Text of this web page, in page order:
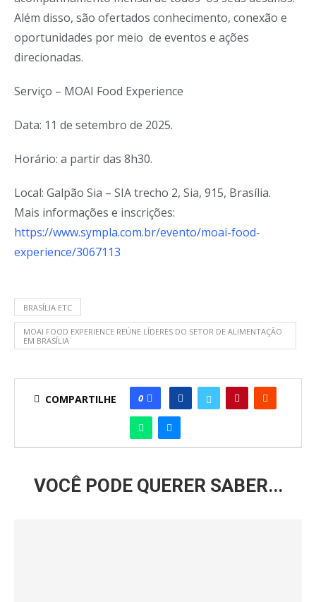
Além disso, são ofertados conhecimento, conexão e
oportunidades por meio de eventos e ações
direcionadas.
Serviço – MOAI Food Experience
Data: 11 de setembro de 2025.
Horário: a partir das 8h30.
Local: Galpão Sia – SIA trecho 2, Sia, 915, Brasília.
Mais informações e inscrições:
https://www.sympla.com.br/evento/moai-food-
experience/3067113
BRASÍLIA ETC
MOAI FOOD EXPERIENCE REÚNE LÍDERES DO SETOR DE ALIMENTAÇÃO
EM BRASÍLIA
COMPARTILHE 0
VOCÊ PODE QUERER SABER...